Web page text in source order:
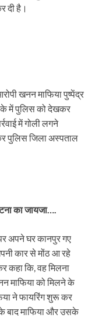
दी है।
खनन माफिया पुष्पेंद्र
में पुलिस को देखकर
में गोली लगने
पुलिस जिला अस्पताल
का जायजा….
अपने घर कानपुर गए
कार से मोंठ आ रहे
कहा कि, वह मिलना
माफिया को मिलने के
ने फायरिंग शुरू कर
बाद माफिया और उसके